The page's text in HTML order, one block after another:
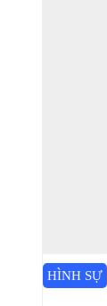
HÌNH SỰ